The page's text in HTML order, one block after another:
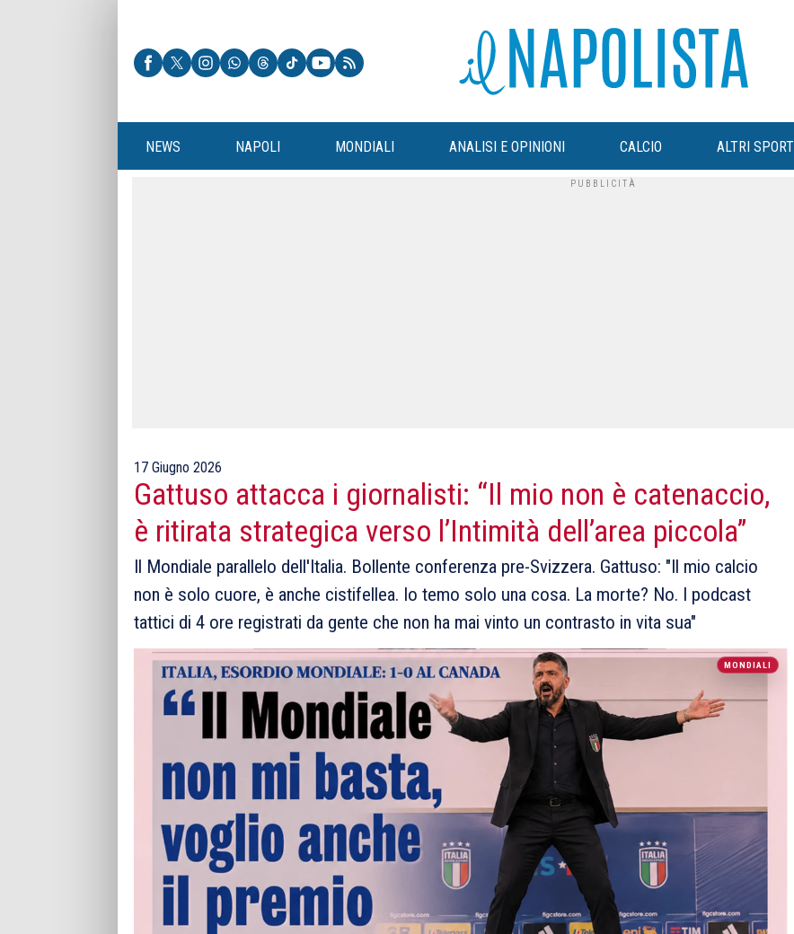
NEWS NAPOLI MONDIALI ANALISI E OPINIONI CALCIO ALTRI SPORT
17 Giugno 2026
Gattuso attacca i giornalisti: “Il mio non è catenaccio,
è ritirata strategica verso l’Intimità dell’area piccola”
Il Mondiale parallelo dell'Italia. Bollente conferenza pre-Svizzera. Gattuso: "Il mio calcio
non è solo cuore, è anche cistifellea. Io temo solo una cosa. La morte? No. I podcast
tattici di 4 ore registrati da gente che non ha mai vinto un contrasto in vita sua"
MONDIALI